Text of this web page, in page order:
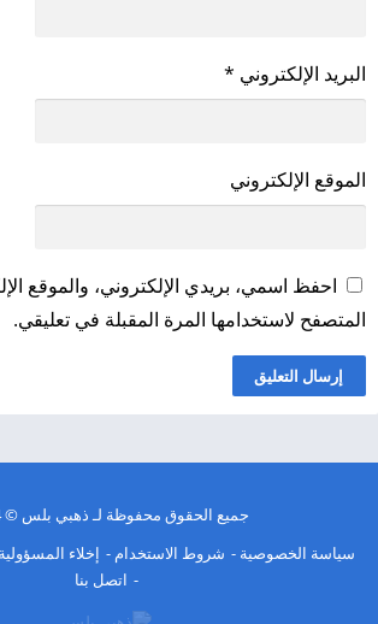
البريد الإلكتروني *
الموقع الإلكتروني
احفظ اسمي، بريدي الإلكتروني، والموقع
المتصفح لاستخدامها المرة المقبلة في تعليقي.
جميع الحقوق محفوظة لـذهبي بلس © 2024
سياسة الخصوصية
شروط الاستخدام إخلاء المسؤولية
اتصل بنا